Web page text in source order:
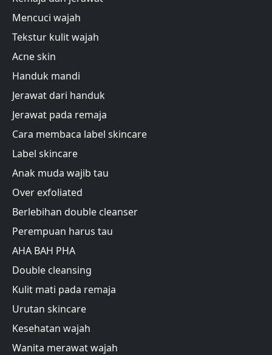
Mencuci wajah
Tekstur kulit wajah
Acne skin
Handuk mandi
Jerawat dari handuk
Jerawat pada remaja
Cara membaca label skincare
Label skincare
Anak muda wajib tau
Over exfoliated
Berlebihan double cleanser
Perempuan harus tau
AHA BAH PHA
Double cleansing
Kulit mati pada remaja
Urutan skincare
Kesehatan wajah
Wanita merawat wajah